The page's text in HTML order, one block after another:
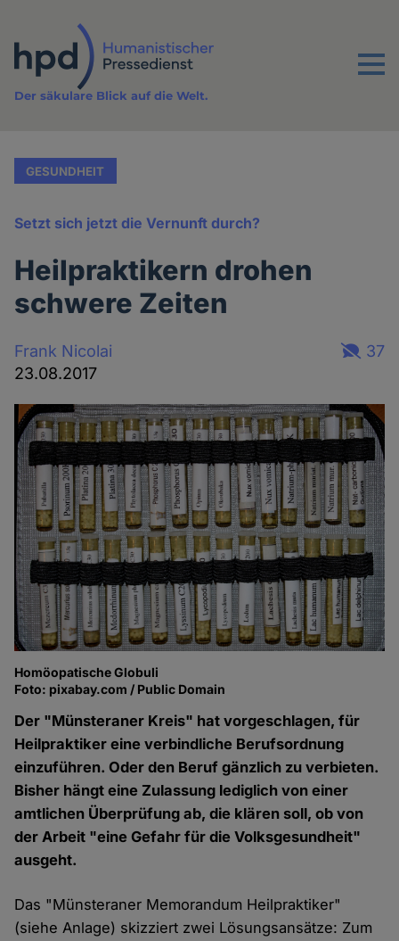
Inhalt
Menu
Der säkulare Blick auf die Welt.
GESUNDHEIT
Setzt sich jetzt die Vernunft durch?
Heilpraktikern drohen
schwere Zeiten
Frank Nicolai
23.08.2017
37
Homöopatische Globuli
Foto: pixabay.com / Public Domain
Der "Münsteraner Kreis" hat vorgeschlagen, für
Heilpraktiker eine verbindliche Berufsordnung
einzuführen. Oder den Beruf gänzlich zu verbieten.
Bisher hängt eine Zulassung lediglich von einer
amtlichen Überprüfung ab, die klären soll, ob von
der Arbeit "eine Gefahr für die Volksgesundheit"
ausgeht.
Das "Münsteraner Memorandum Heilpraktiker"
(siehe Anlage) skizziert zwei Lösungsansätze: Zum